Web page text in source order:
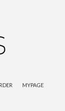
MYPAGE